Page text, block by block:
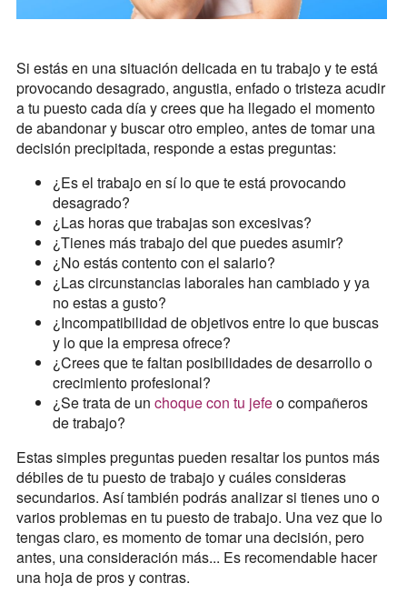
Si estás en una situación delicada en tu trabajo y te está
provocando desagrado, angustia, enfado o tristeza acudir
a tu puesto cada día y crees que ha llegado el momento
de abandonar y buscar otro empleo, antes de tomar una
decisión precipitada, responde a estas preguntas:
¿Es el trabajo en sí lo que te está provocando
desagrado?
¿Las horas que trabajas son excesivas?
¿Tienes más trabajo del que puedes asumir?
¿No estás contento con el salario?
¿Las circunstancias laborales han cambiado y ya
no estas a gusto?
¿Incompatibilidad de objetivos entre lo que buscas
y lo que la empresa ofrece?
¿Crees que te faltan posibilidades de desarrollo o
crecimiento profesional?
¿Se trata de un choque con tu jefeo compañeros
de trabajo?
Estas simples preguntas pueden resaltar los puntos más
débiles de tu puesto de trabajo y cuáles consideras
secundarios. Así también podrás analizar si tienes uno o
varios problemas en tu puesto de trabajo. Una vez que lo
tengas claro, es momento de tomar una decisión, pero
antes, una consideración más... Es recomendable hacer
una hoja de pros y contras.